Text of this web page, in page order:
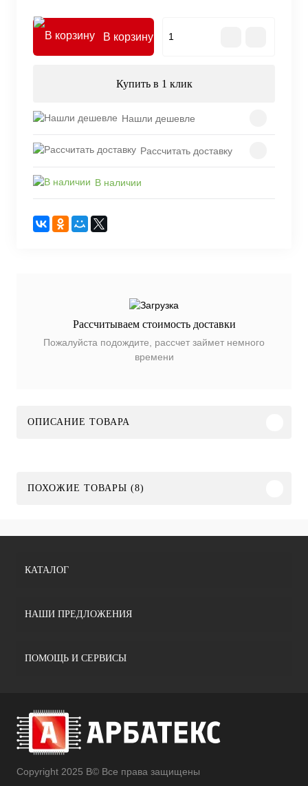
В корзину
Купить в 1 клик
Нашли дешевле
Рассчитать доставку
В наличии
Рассчитываем стоимость доставки
Пожалуйста подождите, рассчет займет немного
времени
ОПИСАНИЕ ТОВАРА
ПОХОЖИЕ ТОВАРЫ (8)
КАТАЛОГ
НАШИ ПРЕДЛОЖЕНИЯ
ПОМОЩЬ И СЕРВИСЫ
Copyright 2025 В© Все права защищены